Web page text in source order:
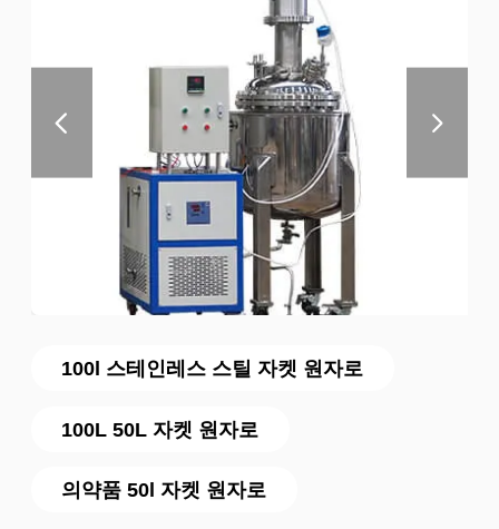
100l 스테인레스 스틸 자켓 원자로
100L 50L 자켓 원자로
의약품 50l 자켓 원자로